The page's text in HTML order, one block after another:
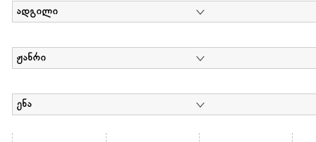
ადგილი
ჟანრი
ენა